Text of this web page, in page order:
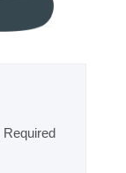
Required